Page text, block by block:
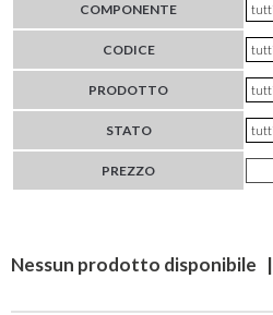
COMPONENTE
CODICE
PRODOTTO
STATO
PREZZO
Nessun prodotto disponibile |